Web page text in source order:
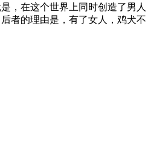
，在这个世界上同时创造了男人
者的理由是，有了女人，鸡犬不